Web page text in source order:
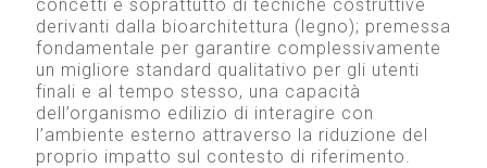
concetti e soprattutto di tecniche costruttive
derivanti dalla bioarchitettura (legno); premessa
fondamentale per garantire complessivamente
un migliore standard qualitativo per gli utenti
finali e al tempo stesso, una capacità
dell’organismo edilizio di interagire con
l’ambiente esterno attraverso la riduzione del
proprio impatto sul contesto di riferimento.